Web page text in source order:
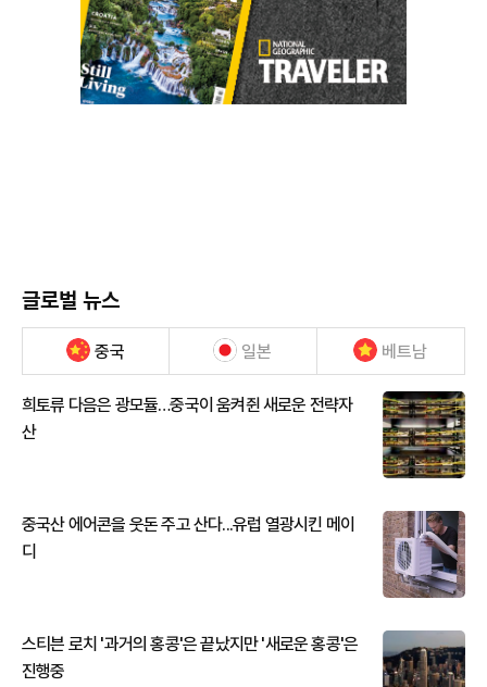
글로벌 뉴스
중국 일본 베트남
희토류 다음은 광모듈…중국이 움켜쥔 새로운 전략자
산
중국산 에어콘을 웃돈 주고 산다...유럽 열광시킨 메이
디
스티븐 로치 '과거의 홍콩'은 끝났지만 '새로운 홍콩'은
진행중